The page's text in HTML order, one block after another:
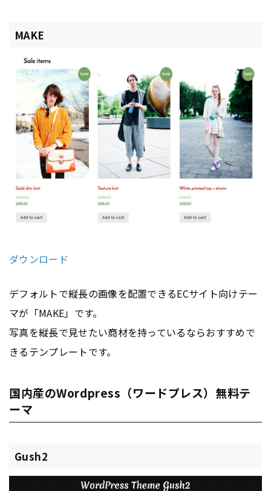
MAKE
ダウンロード
デフォルトで縦長の画像を配置できるECサイト向けテー
マが「MAKE」です。
写真を縦長で見せたい商材を持っているならおすすめで
きるテンプレートです。
国内産のWordpress（ワードプレス）無料テ
ーマ
Gush2